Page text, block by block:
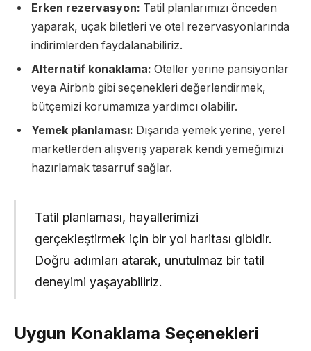
Erken rezervasyon: Tatil planlarımızı önceden
yaparak, uçak biletleri ve otel rezervasyonlarında
indirimlerden faydalanabiliriz.
Alternatif konaklama: Oteller yerine pansiyonlar
veya Airbnb gibi seçenekleri değerlendirmek,
bütçemizi korumamıza yardımcı olabilir.
Yemek planlaması: Dışarıda yemek yerine, yerel
marketlerden alışveriş yaparak kendi yemeğimizi
hazırlamak tasarruf sağlar.
Tatil planlaması, hayallerimizi
gerçekleştirmek için bir yol haritası gibidir.
Doğru adımları atarak, unutulmaz bir tatil
deneyimi yaşayabiliriz.
Uygun Konaklama Seçenekleri